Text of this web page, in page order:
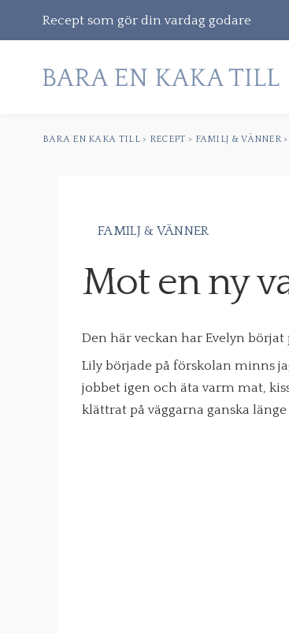
Recept som gör din vardag godare
Gå
efter:
BARA EN KAKA TILL> RECEPT > FAMILJ & VÄNNER>
FAMILJ & VÄNNER
Mot en ny
Den här veckan har Evelyn
Lily började på förskolan minns
jobbet igen och äta varm mat,
klättrat på väggarna ganska